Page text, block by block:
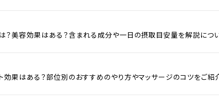
？美容効果はある？含まれる成分や一日の摂取目安量を解説につ
効果はある？部位別のおすすめのやり方やマッサージのコツをご紹